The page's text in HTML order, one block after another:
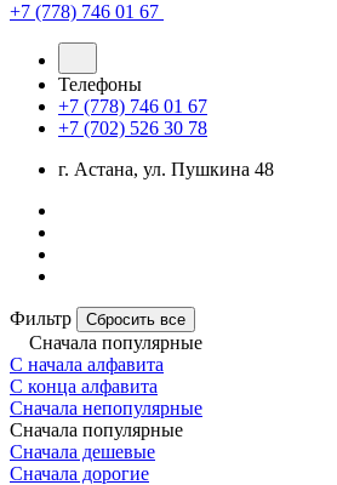
+7 (778) 746 01 67
Телефоны
+7 (778) 746 01 67
+7 (702) 526 30 78
г. Астана, ул. Пушкина 48
Фильтр Сбросить все
Сначала популярные
С начала алфавита
С конца алфавита
Сначала непопулярные
Сначала популярные
Сначала дешевые
Сначала дорогие